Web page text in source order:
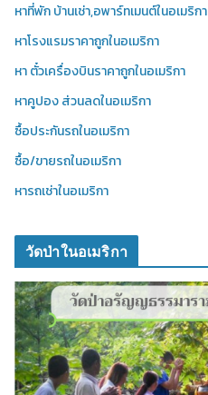
หาที่พัก บ้านเช่า,อพาร์ทเมนต์ในอเมริกา
หาโรงแรมราคาถูกในอเมริกา
หา ตั๋วเครื่องบินราคาถูกในอเมริกา
หาคูปอง ส่วนลดในอเมริกา
ซื้อประกันรถในอเมริกา
ซื้อ/ขายรถในอเมริกา
หารถเช่าในอเมริกา
วัดป่าในอเมริกา